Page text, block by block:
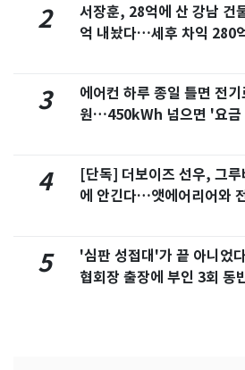
2
서장훈, 28억에 산 강남 건
억 내놨다…세후 차익 280
3
에어컨 하루 종일 틀면 전
원…450kWh 넘으면 '요금
4
[단독] 더보이즈 선우, 그루
에 안긴다…앳에어리어와
5
'심판 성접대'가 끝 아니었
협회장 출장에 부인 3회 동